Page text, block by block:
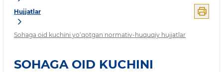
Hujjatlar
Sohaga oid kuchini yo‘qotgan normativ-huquqiy hujjatlar
SOHAGA OID KUCHINI